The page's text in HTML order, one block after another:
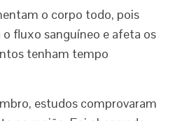
o corpo todo, pois
fluxo sanguíneo e afeta os
tenham tempo
estudos comprovaram